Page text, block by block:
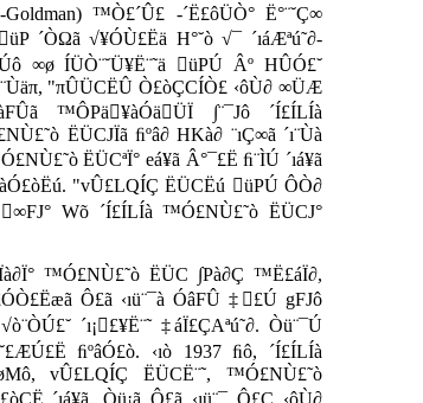
™Ò£´Û£ -´Ë£ôÜÒ° Ë°¨˘Ç∞
´ÒΩã √¥ÓÙ£Ëä H°˘ò √¯ ´ıáÆªú˜∂-
∞ø ÍÜÒ¨˘Ü¥Ë¨˜ä üPÚ Âº HÛÓ£˘
"πÛÜCËÛ Ò£òÇCÍÒ£ ‹ôÙ∂ ∞ÜÆ
™ÔPä¥àÓäÜÏ ∫¨¯Jô ´Í£ÍLÍà
ËÜCJÏã ﬁºâ∂ HKà∂ ¨ıÇ∞ã ´ı¨Ùà
ËÜCªÏ° eá¥ã Â°¯£Ë ﬁ¨ÌÚ ´ıá¥ã
"vÛ£LQÍÇ ËÜCËú üPÚ ÔÒ∂
∞FJ° Wõ ´Í£ÍLÍà ™Ó£NÙ£˜ò ËÜCJ°
™Ó£NÙ£˜ò ËÜC ∫Pà∂Ç ™Ë£áÏ∂,
Ô£ã ‹ıü¨¯à ÓâFÛ ‡£Ú gFJô
´ı¡£¥Ë¨˜ ‡áÏ£ÇAªú˜∂. Òü¨¯Ú
ﬁºâÓ£ò. ‹ıò 1937 ﬁô, ´Í£ÍLÍà
vÛ£LQÍÇ ËÜCË¨˜, ™Ó£NÙ£˜ò
´ıá¥ã, Òü¡ã Ô£ã ‹ıü¨¯ Ô£C ‹ôÙ∂